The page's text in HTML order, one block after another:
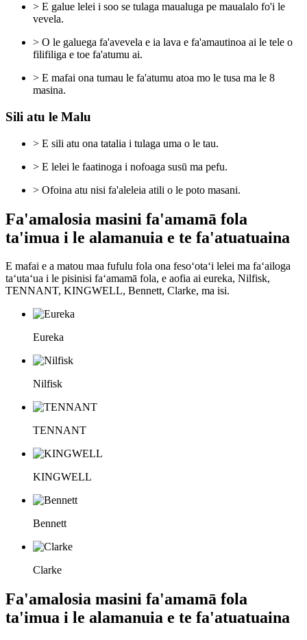
> E galue lelei i soo se tulaga maualuga pe maualalo fo'i le
vevela.
> O le galuega fa'avevela e ia lava e fa'amautinoa ai le tele o
filifiliga e toe fa'atumu ai.
> E mafai ona tumau le fa'atumu atoa mo le tusa ma le 8
masina.
Sili atu le Malu
> E sili atu ona tatalia i tulaga uma o le tau.
> E lelei le faatinoga i nofoaga susū ma pefu.
> Ofoina atu nisi fa'aleleia atili o le poto masani.
Fa'amalosia masini fa'amamā fola
ta'imua i le alamanuia e te fa'atuatuaina
E mafai e a matou maa fufulu fola ona fesoʻotaʻi lelei ma faʻailoga
taʻutaʻua i le pisinisi faʻamamā fola, e aofia ai eureka, Nilfisk,
TENNANT, KINGWELL, Bennett, Clarke, ma isi.
Eureka
Nilfisk
TENNANT
KINGWELL
Bennett
Clarke
Fa'amalosia masini fa'amamā fola
ta'imua i le alamanuia e te fa'atuatuaina